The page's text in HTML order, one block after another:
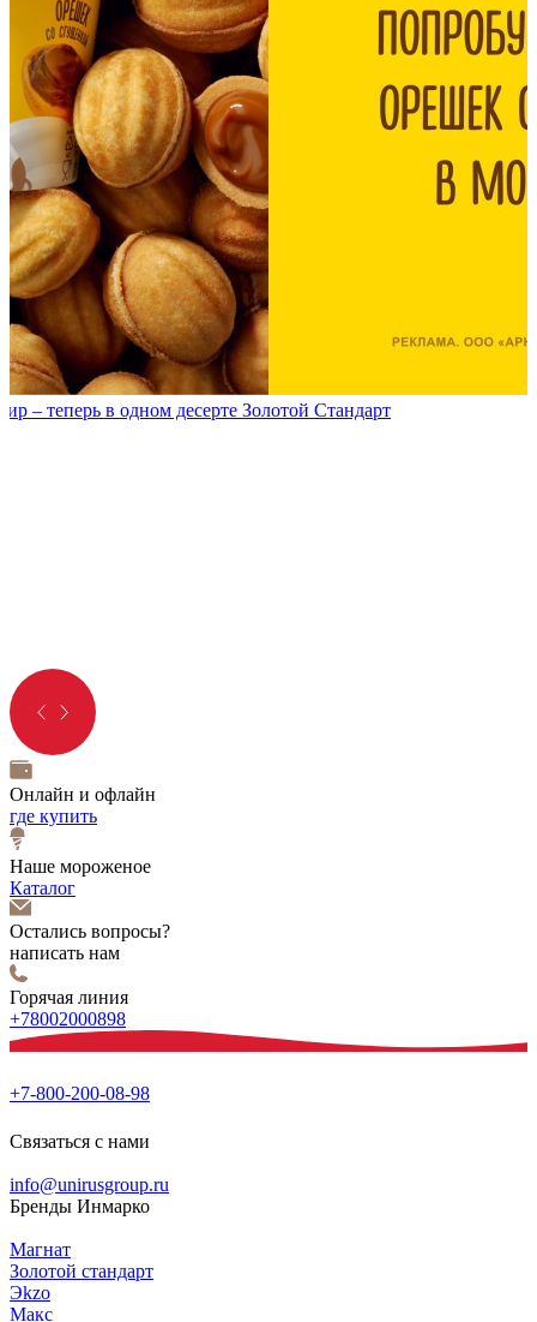
– теперь в одном десерте Золотой Стандарт
Онлайн и офлайн
где купить
Наше мороженое
Каталог
Остались вопросы?
написать нам
Горячая линия
+78002000898
+7-800-200-08-98
Связаться с нами
info@unirusgroup.ru
Бренды Инмарко
Магнат
Золотой стандарт
Эkzо
Макс